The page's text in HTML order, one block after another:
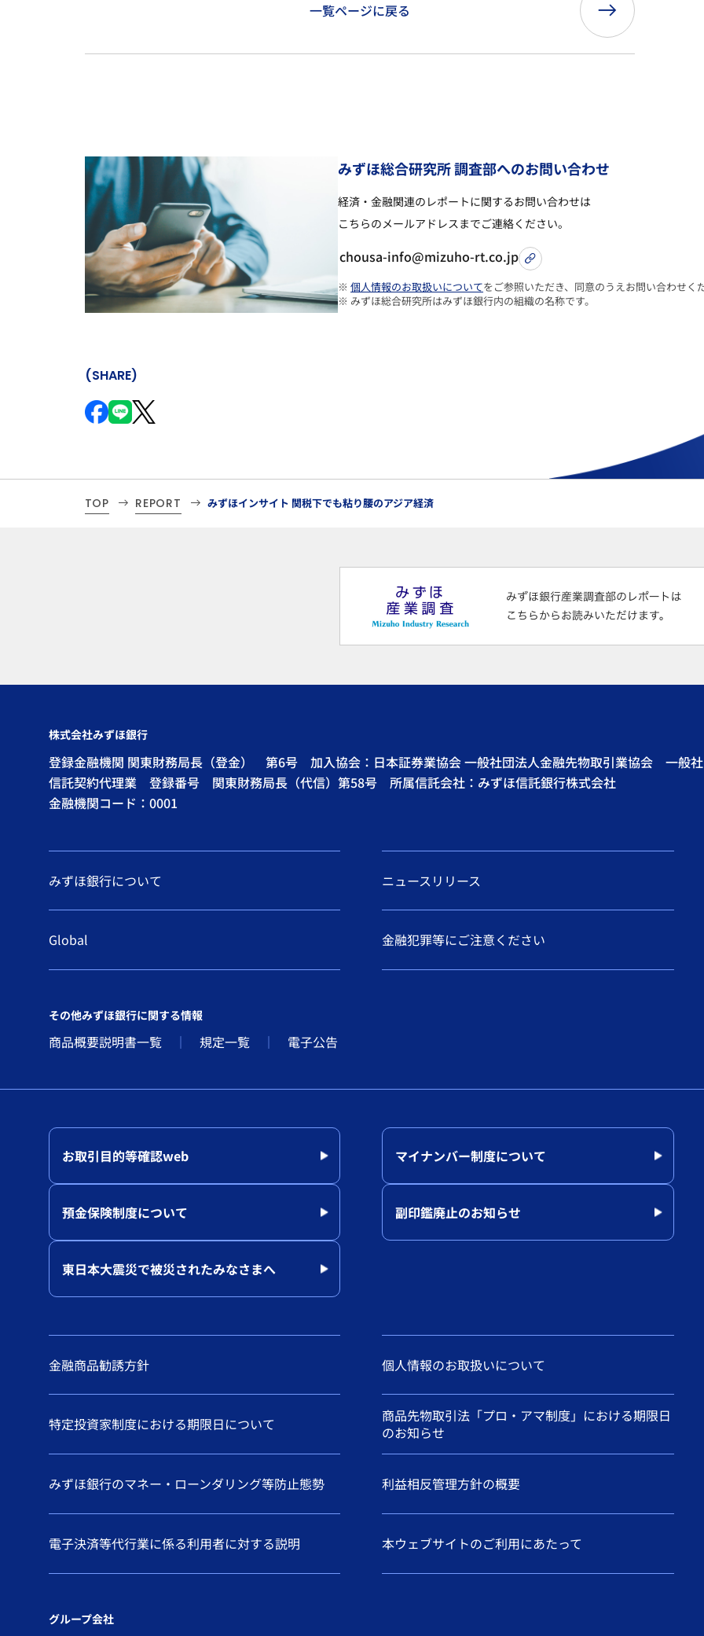
一覧ページに戻る
みずほ総合研究所調査部へのお問い合わせ
経済・金融関連のレポートに関するお問い合わせは
こちらのメールアドレスまでご連絡ください。
chousa-info@mizuho-rt.co.jp
※個人情報のお取扱いについてをご参照いただき、同意のうえお問い合わせく
※ みずほ総合研究所はみずほ銀行内の組織の名称です。
(SHARE)
TOP REPORT みずほインサイト 関税下でも粘り腰のアジア経済
株式会社みずほ銀行
登録金融機関 関東財務局長（登金） 第6号 加入協会：日本証券業協会 一般社団法人金融先物取引業協会 一般
信託契約代理業 登録番号 関東財務局長（代信）第58号 所属信託会社：みずほ信託銀行株式会社
金融機関コード：0001
みずほ銀行について ニュースリリース
Global 金融犯罪等にご注意ください
その他みずほ銀行に関する情報
商品概要説明書一覧 規定一覧 電子公告
お取引目的等確認web マイナンバー制度について
預金保険制度について 副印鑑廃止のお知らせ
東日本大震災で被災されたみなさまへ
金融商品勧誘方針 個人情報のお取扱いについて
特定投資家制度における期限日について
商品先物取引法「プロ・アマ制度」における期限日
のお知らせ
みずほ銀行のマネー・ローンダリング等防止態勢 利益相反管理方針の概要
電子決済等代行業に係る利用者に対する説明 本ウェブサイトのご利用にあたって
グループ会社